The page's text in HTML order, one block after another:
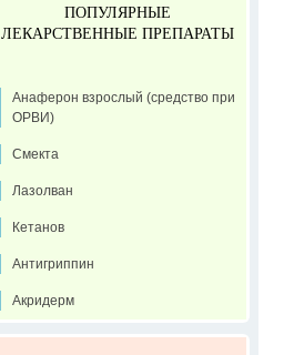
ПОПУЛЯРНЫЕ
ЛЕКАРСТВЕННЫЕ ПРЕПАРАТЫ
Анаферон взрослый (средство при
ОРВИ)
Смекта
Лазолван
Кетанов
Антигриппин
Акридерм